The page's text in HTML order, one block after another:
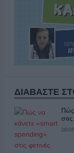
ΔΙΑΒΑΣΤΕ
Πώς
σας
08/